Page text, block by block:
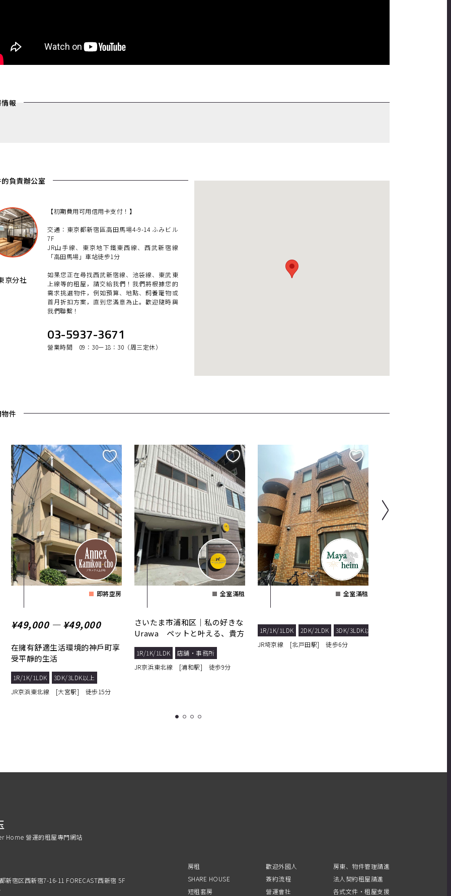
報
負責辦公室
京分社
【初期費用可用信用卡支付！】
交通：東京都新宿區高田馬場4-9-14 ふみビル
7F
JR山手線、東京地下鐵東西線、西武新宿線
「高田馬場」車站徒步1分
如果您正在尋找西武新宿線、池袋線、東武東
上線等的租屋，請交給我們！我們將根據您的
需求挑選物件，例如預算、地點、飼養寵物或
首月折扣方案，直到您滿意為止。歡迎隨時與
我們聯繫！
03-5937-3671
營業時間 09：30ー18：30（周三定休）
件
即將空房
¥49,000 ― ¥49,000
在擁有舒適生活環境的神戶町享
受平靜的生活
1R/1K/1LDK
3DK/3LDK以上
JR京浜東北線 [大宮駅] 徒歩15分
全室滿租
さいたま市浦和区｜私の好きな
Urawa ペットと叶える、貴方
1R/1K/1LDK
店舗・事務所
JR京浜東北線 [浦和駅] 徒歩9分
全室滿租
1R/1K/1LDK 2DK/2LDK
3DK/3LDK以上
JR埼京線 [北戸田駅] 徒歩6分
1 2 3 4
Home 營運的租屋專門網站
新宿区西新宿7-16-11 FORECAST西新宿 5F
房租
SHARE HOUSE
短租套房
歡迎外國人
簽約流程
營運會社
房東、物件管理請進
法人契約租屋請進
各式文件・租屋支援